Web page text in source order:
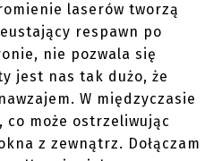
laserów tworzą
respawn po
nie pozwala się
jest nas tak dużo, że
W międzyczasie
co może ostrzeliwując
z zewnątrz. Dołączam